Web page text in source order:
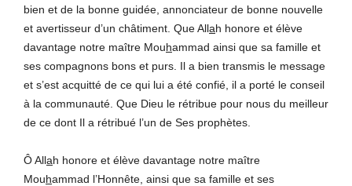
bien et de la bonne guidée, annonciateur de bonne nouvelle
et avertisseur d’un châtiment. Que Allah honore et élève
davantage notre maître Mouhammad ainsi que sa famille et
ses compagnons bons et purs. Il a bien transmis le message
et s’est acquitté de ce qui lui a été confié, il a porté le conseil
à la communauté. Que Dieu le rétribue pour nous du meilleur
de ce dont Il a rétribué l’un de Ses prophètes.
Ô Allah honore et élève davantage notre maître
Mouhammad l’Honnête, ainsi que sa famille et ses